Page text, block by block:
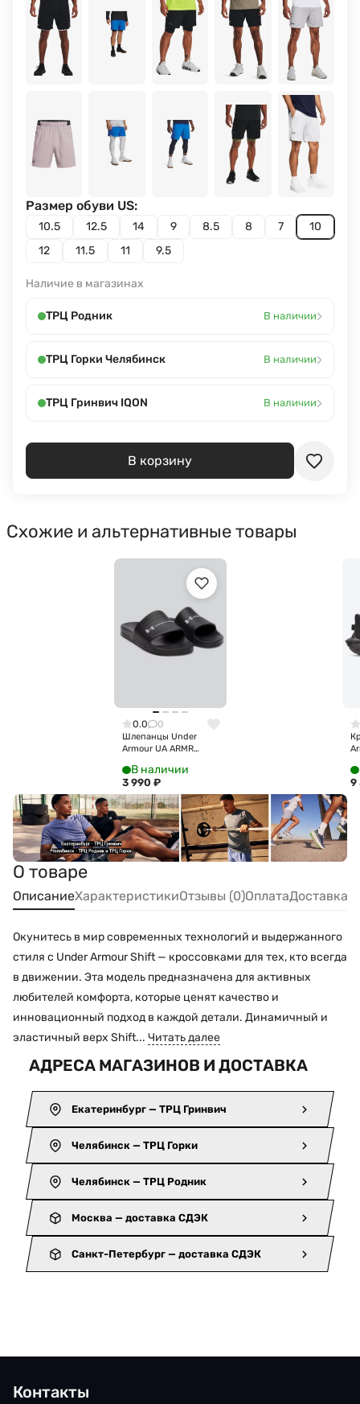
10.5 12.5 14 9 8.5 8 7
10
12
11.5 11 9.5
Размер обуви US:
Наличие в магазинах
ТРЦ Родник В наличии›
ТРЦ Горки Челябинск В наличии›
ТРЦ Гринвич IQON В наличии›
В корзину
Схожие и альтернативные товары
0.0 0
Шлепанцы Under
Armour UA ARMR
6007528-001
В наличии
3 990 ₽ 9
О товаре
ОписаниеХарактеристикиОтзывы (0)ОплатаДоставка
Окунитесь в мир современных технологий и выдержанного
стиля с Under Armour Shift — кроссовками для тех, кто всегда
в движении. Эта модель предназначена для активных
любителей комфорта, которые ценят качество и
инновационный подход в каждой детали. Динамичный и
эластичный верх Shift... Читать далее
АДРЕСА МАГАЗИНОВ И ДОСТАВКА
Екатеринбург — ТРЦ Гринвич
Челябинск — ТРЦ Горки
Челябинск — ТРЦ Родник
Москва — доставка СДЭК
Санкт-Петербург — доставка СДЭК
Контакты